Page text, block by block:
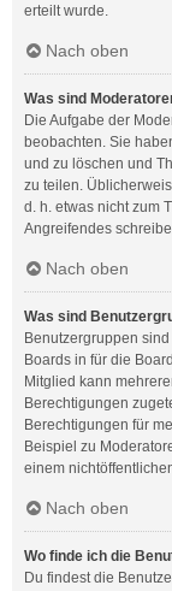
erteilt wurde.
Nach oben
Was sind
Die Aufgabe der
beobachten. Sie
und zu löschen und
zu teilen.
d. h. etwas nicht zum
Angreifendes
Nach oben
Was sind
Benutzergruppen
Boards in für die
Mitglied kann
Berechtigungen
Berechtigungen für
Beispiel zu
einem
Nach oben
Wo finde ich die
Du findest die